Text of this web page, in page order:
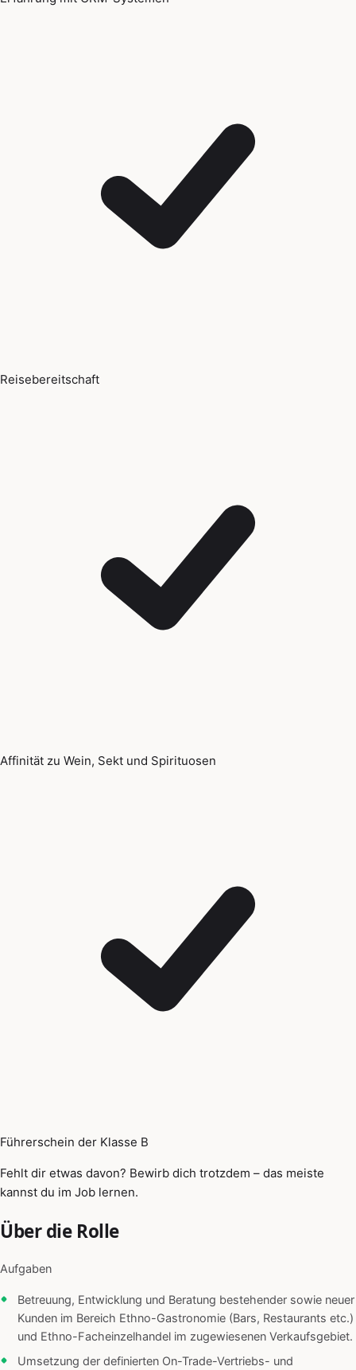
Reisebereitschaft
Affinität zu Wein, Sekt und Spirituosen
Führerschein der Klasse B
Fehlt dir etwas davon? Bewirb dich trotzdem – das meiste
kannst du im Job lernen.
Über die Rolle
Aufgaben
Betreuung, Entwicklung und Beratung bestehender sowie neuer
Kunden im Bereich Ethno-Gastronomie (Bars, Restaurants etc.)
und Ethno-Facheinzelhandel im zugewiesenen Verkaufsgebiet.
Umsetzung der definierten On-Trade-Vertriebs- und